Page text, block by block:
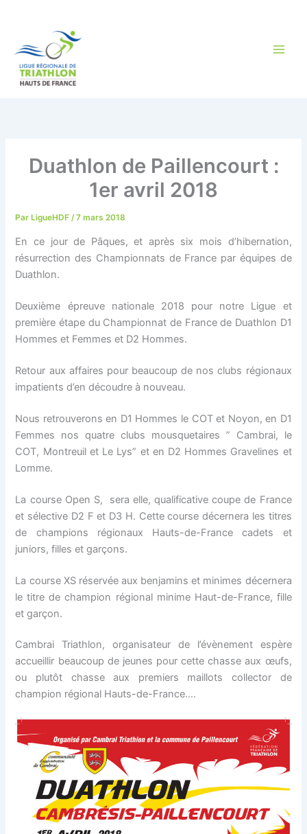
Duathlon de Paillencourt :
1er avril 2018
ParLigueHDF /7 mars 2018
En ce jour de Pâques, et après six mois d’hibernation,
résurrection des Championnats de France par équipes de
Duathlon.
Deuxième épreuve nationale 2018 pour notre Ligue et
première étape du Championnat de France de Duathlon D1
Hommes et Femmes et D2 Hommes.
Retour aux affaires pour beaucoup de nos clubs régionaux
impatients d’en découdre à nouveau.
Nous retrouverons en D1 Hommes le COT et Noyon, en D1
Femmes nos quatre clubs mousquetaires ” Cambrai, le
COT, Montreuil et Le Lys” et en D2 Hommes Gravelines et
Lomme.
La course Open S, sera elle, qualificative coupe de France
et sélective D2 F et D3 H. Cette course décernera les titres
de champions régionaux Hauts-de-France cadets et
juniors, filles et garçons.
La course XS réservée aux benjamins et minimes décernera
le titre de champion régional minime Haut-de-France, fille
et garçon.
Cambrai Triathlon, organisateur de l’évènement espère
accueillir beaucoup de jeunes pour cette chasse aux œufs,
ou plutôt chasse aux premiers maillots collector de
champion régional Hauts-de-France….